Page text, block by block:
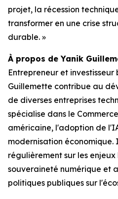
projet, la récession
transformer en une crise
durable. »
À propos de Yanik
Entrepreneur et
Guillemette contribue au
de diverses entreprises
spécialise dans le
américaine, l'adoption de
modernisation économique.
régulièrement sur les
souveraineté numérique et
politiques publiques sur